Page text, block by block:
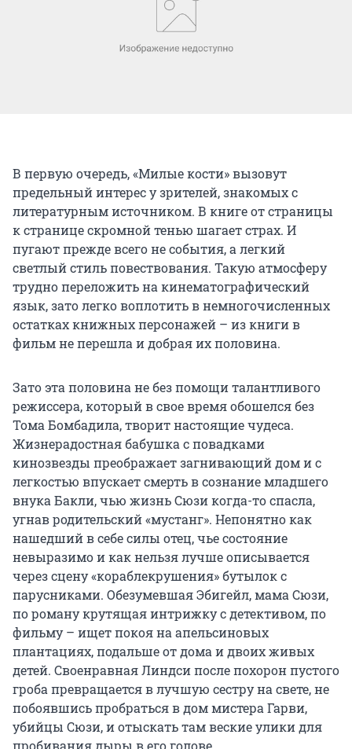
В первую очередь, «Милые кости» вызовут
предельный интерес у зрителей, знакомых с
литературным источником. В книге от страницы
к странице скромной тенью шагает страх. И
пугают прежде всего не события, а легкий
светлый стиль повествования. Такую атмосферу
трудно переложить на кинематографический
язык, зато легко воплотить в немногочисленных
остатках книжных персонажей – из книги в
фильм не перешла и добрая их половина.
Зато эта половина не без помощи талантливого
режиссера, который в свое время обошелся без
Тома Бомбадила, творит настоящие чудеса.
Жизнерадостная бабушка с повадками
кинозвезды преображает загнивающий дом и с
легкостью впускает смерть в сознание младшего
внука Бакли, чью жизнь Сюзи когда-то спасла,
угнав родительский «мустанг». Непонятно как
нашедший в себе силы отец, чье состояние
невыразимо и как нельзя лучше описывается
через сцену «кораблекрушения» бутылок с
парусниками. Обезумевшая Эбигейл, мама Сюзи,
по роману крутящая интрижку с детективом, по
фильму – ищет покоя на апельсиновых
плантациях, подальше от дома и двоих живых
детей. Своенравная Линдси после похорон пустого
гроба превращается в лучшую сестру на свете, не
побоявшись пробраться в дом мистера Гарви,
убийцы Сюзи, и отыскать там веские улики для
пробивания дыры в его голове.